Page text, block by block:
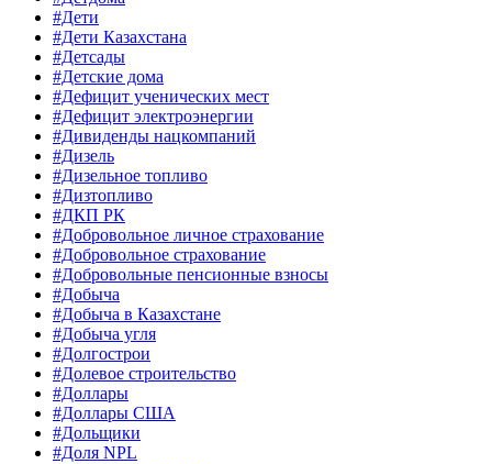
#Дети
#Дети Казахстана
#Детсады
#Детские дома
#Дефицит ученических мест
#Дефицит электроэнергии
#Дивиденды нацкомпаний
#Дизель
#Дизельное топливо
#Дизтопливо
#ДКП РК
#Добровольное личное страхование
#Добровольное страхование
#Добровольные пенсионные взносы
#Добыча
#Добыча в Казахстане
#Добыча угля
#Долгострои
#Долевое строительство
#Доллары
#Доллары США
#Дольщики
#Доля NPL